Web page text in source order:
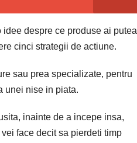
despre ce produse ai putea
cinci strategii de actiune.
sau prea specializate, pentru
unei nise in piata.
inainte de a incepe insa,
face decit sa pierdeti timp